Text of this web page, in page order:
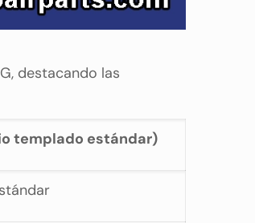
destacando las
templado estándar)